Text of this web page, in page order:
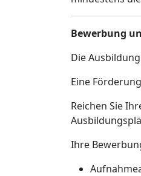
Bewerbung
Die
Eine
Reichen Sie
Ihre